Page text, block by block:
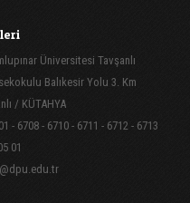
Üniversitesi Tavşanlı
Balıkesir Yolu 3. Km
/ KÜTAHYA
- 6708 - 6710 - 6711 - 6712 - 6713
01